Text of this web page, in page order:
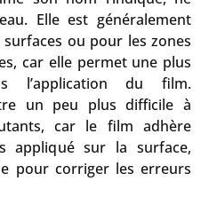
Elle est généralement
ou pour les zones
car elle permet une plus
l’application du film.
un peu plus difficile à
car le film adhère
appliqué sur la surface,
pour corriger les erreurs